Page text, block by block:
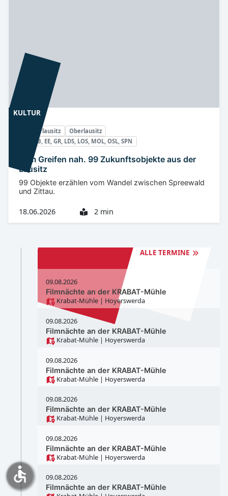
KULTUR
Niederlausitz
Oberlausitz
BZ, CB, EE, GR, LDS, LOS, MOL, OSL, SPN
Zum Greifen nah. 99 Zukunftsobjekte aus der
Lausitz
99 Objekte erzählen vom Wandel zwischen Spreewald
und Zittau.
18.06.2026 2 min
KULTUR ALLE TERMINE
09.08.2026
Filmnächte an der KRABAT-Mühle
Krabat-Mühle | Hoyerswerda
09.08.2026
Filmnächte an der KRABAT-Mühle
Krabat-Mühle | Hoyerswerda
09.08.2026
Filmnächte an der KRABAT-Mühle
Krabat-Mühle | Hoyerswerda
09.08.2026
Filmnächte an der KRABAT-Mühle
Krabat-Mühle | Hoyerswerda
09.08.2026
Filmnächte an der KRABAT-Mühle
Krabat-Mühle | Hoyerswerda
09.08.2026
Filmnächte an der KRABAT-Mühle
accessible